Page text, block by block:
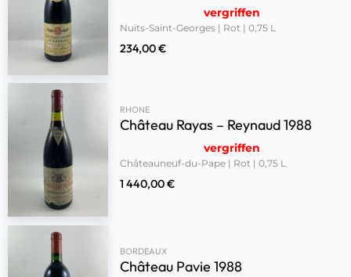
vergriffen
Nuits-Saint-Georges | Rot | 0,75 L
234,00€
RHONE
Château Rayas – Reynaud 1988
vergriffen
Châteauneuf-du-Pape | Rot | 0,75 L
1 440,00€
BORDEAUX
Château Pavie 1988